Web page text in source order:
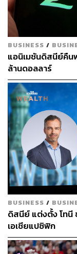
หลังสำเร็จการศึกษ
เวลาสั้นๆ เพื่อร่ว
and the Hound
โปรเจกต์งานสร้า
ภาพยนตร์ อาทิ
เรื่องแรกที่เขาร่ว
The Simpsonsที่แ
เพียง 1 นาทีให้กลา
กำกับและเป็นที่ปรึ
BUSINESS /
แอนิเมชันดิสนีย์คืน
ล้านดอลลาร์
BUSINESS /
ดิสนีย์ แต่งตั้ง โทนี
เอเชียแปซิฟิก